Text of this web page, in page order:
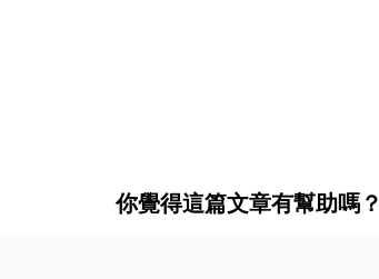
你覺得這篇文章有幫助嗎？